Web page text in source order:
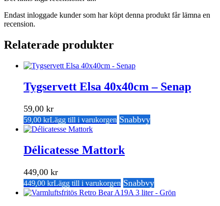
Endast inloggade kunder som har köpt denna produkt får lämna en
recension.
Relaterade produkter
Tygservett Elsa 40x40cm – Senap
59,00 kr
59,00 krLägg till i varukorgen Snabbvy
Délicatesse Mattork
449,00 kr
449,00 krLägg till i varukorgen Snabbvy